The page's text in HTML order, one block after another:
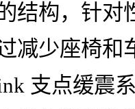
结构，针对
减少座椅和
支点缓震